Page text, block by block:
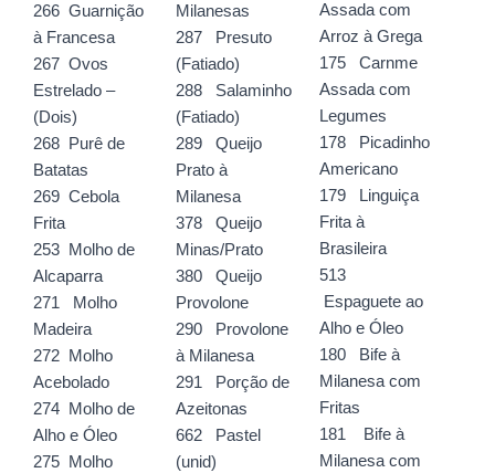
266 Guarnição
à Francesa
267 Ovos
Estrelado –
(Dois)
268 Purê de
Batatas
269 Cebola
Frita
253 Molho de
Alcaparra
271 Molho
Madeira
272 Molho
Acebolado
274 Molho de
Alho e Óleo
275 Molho
Milanesas
287 Presuto
(Fatiado)
288 Salaminho
(Fatiado)
289 Queijo
Prato à
Milanesa
378 Queijo
Minas/Prato
380 Queijo
Provolone
290 Provolone
à Milanesa
291 Porção de
Azeitonas
662 Pastel
(unid)
Assada com
Arroz à Grega
175 Carnme
Assada com
Legumes
178 Picadinho
Americano
179 Linguiça
Frita à
Brasileira
513
Espaguete ao
Alho e Óleo
180 Bife à
Milanesa com
Fritas
181 Bife à
Milanesa com